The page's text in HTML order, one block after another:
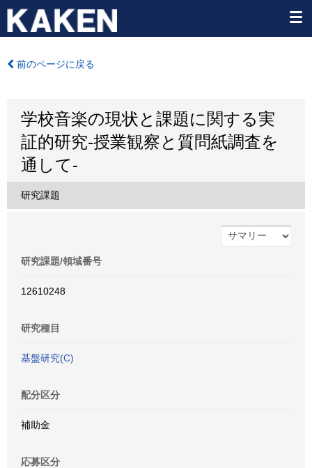
前のページに戻る
学校音楽の現状と課題に関する実
証的研究-授業観察と質問紙調査を
通して-
研究課題
研究課題/領域番号
12610248
研究種目
基盤研究(C)
配分区分
補助金
応募区分